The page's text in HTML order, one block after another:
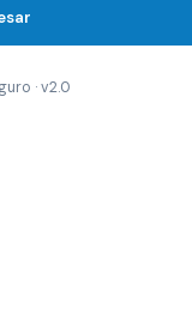
· v2.0